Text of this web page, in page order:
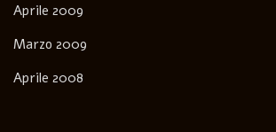
Aprile 2009
Marzo 2009
Aprile 2008